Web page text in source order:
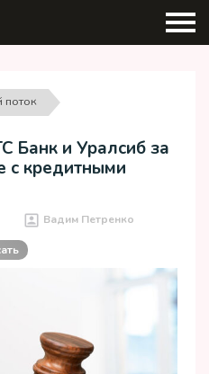
поток
Банк и Уралсиб за
с кредитными
Вадим Петренко